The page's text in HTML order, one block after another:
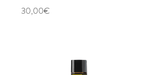
30,00€